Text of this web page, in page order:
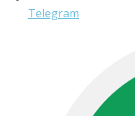
Telegram